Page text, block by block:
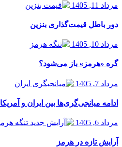
مرداد 11, 1405
دور باطل قیمت‌گذاری بنزین
مرداد 10, 1405
گره «هرمز» باز می‌شود؟
مرداد 7, 1405
ادامه میانجی‌گری‌ها بین ایران و آمریکا
مرداد 6, 1405
آرایش تازه در هرمز